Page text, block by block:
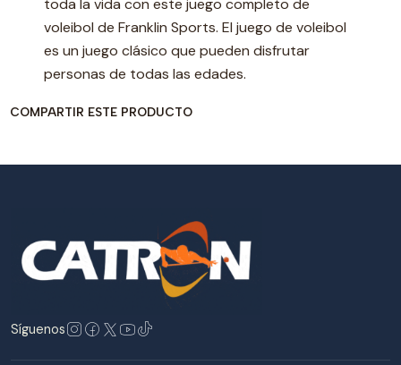
toda la vida con este juego completo de
voleibol de Franklin Sports. El juego de voleibol
es un juego clásico que pueden disfrutar
personas de todas las edades.
COMPARTIR ESTE PRODUCTO
Síguenos